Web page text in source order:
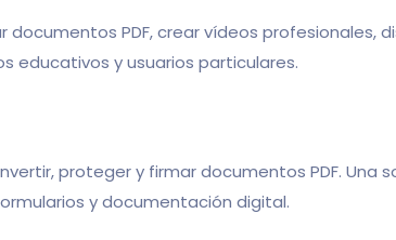
PDF, crear vídeos profesionales,
educativos y usuarios particulares.
proteger y firmar documentos PDF.
y documentación digital.